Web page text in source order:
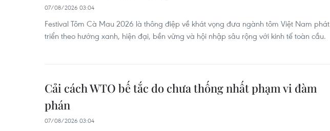
07/08/2026 03:04
Festival Tôm Cà Mau 2026 là thông điệp về khát vọng đưa ngành tôm Việt Nam phát
triển theo hướng xanh, hiện đại, bền vững và hội nhập sâu rộng với kinh tế toàn cầu.
Cải cách WTO bế tắc do chưa thống nhất phạm vi đàm
phán
07/08/2026 03:04